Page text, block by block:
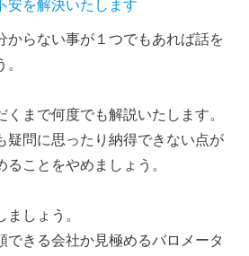
安を解決いたします
からない事が１つでもあれば話を
まで何度でも解説いたします。
疑問に思ったり納得できない点が
ことをやめましょう。
しょう。
できる会社か見極めるバロメータ